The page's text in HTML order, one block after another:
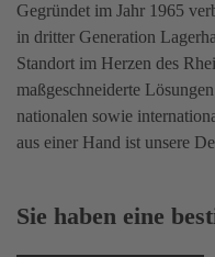
Gegründet im Jahr 1965
in dritter Generation
Standort im Herzen des
maßgeschneiderte
nationalen sowie
aus einer Hand ist unsere
Sie haben eine